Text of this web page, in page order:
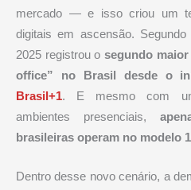
mercado — e isso criou um
digitais em ascensão.
2025 registrou o segundo
office” no Brasil desde o
Brasil+1. E mesmo com
ambientes presenciais,
brasileiras operam no modelo
Dentro desse novo cenário, a